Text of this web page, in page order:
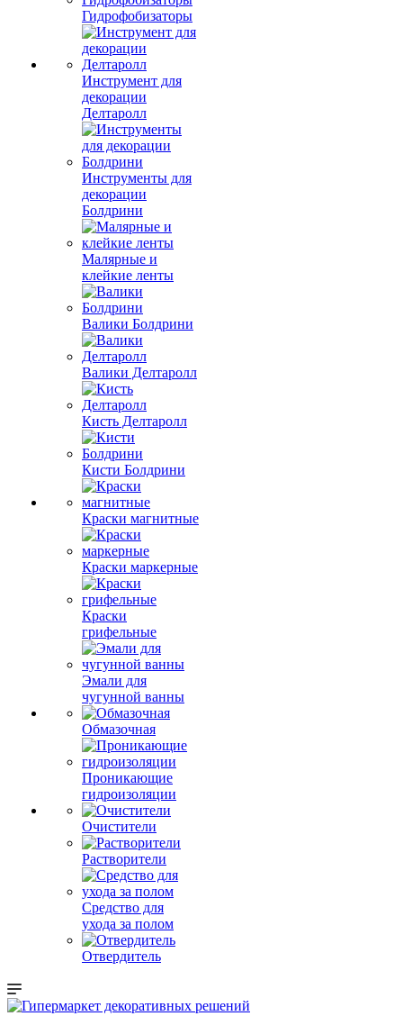
Гидрофобизаторы
Инструмент для
декорации
Делтаролл
Инструменты для
декорации
Болдрини
Малярные и
клейкие ленты
Валики Болдрини
Валики Делтаролл
Кисть Делтаролл
Кисти Болдрини
Краски магнитные
Краски маркерные
Краски
грифельные
Эмали для
чугунной ванны
Обмазочная
Проникающие
гидроизоляции
Очистители
Растворители
Средство для
ухода за полом
Отвердитель